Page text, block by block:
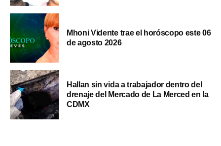
Mhoni Vidente trae el horóscopo este 06
de agosto 2026
Hallan sin vida a trabajador dentro del
drenaje del Mercado de La Merced en la
CDMX